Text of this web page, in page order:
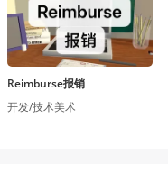
Reimburse报销
开发/技术美术